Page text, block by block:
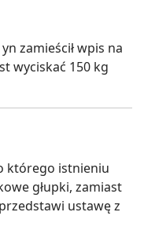
zamieścił wpis na
wyciskać 150 kg
którego istnieniu
głupki, zamiast
ustawę z